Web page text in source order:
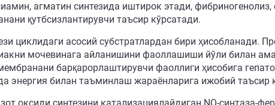
агматин синтезида иштирок этади, фибриногенолиз,
қутбсизлантирувчи таъсир кўрсатади.
циклидаги асосий субстратлардан бири ҳисобланади.
мочевинага айланишини фаоллашиши йўли билан
барқарорлаштирувчи фаоллиги ҳисобига
энергия билан таъминлаш жараёнларига ижобий таъсир